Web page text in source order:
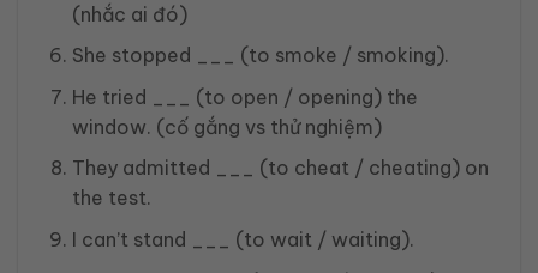
(nhắc ai đó)
She stopped ___ (to smoke / smoking).
He tried ___ (to open / opening) the
window. (cố gắng vs thử nghiệm)
They admitted ___ (to cheat / cheating) on
the test.
I can’t stand ___ (to wait / waiting).